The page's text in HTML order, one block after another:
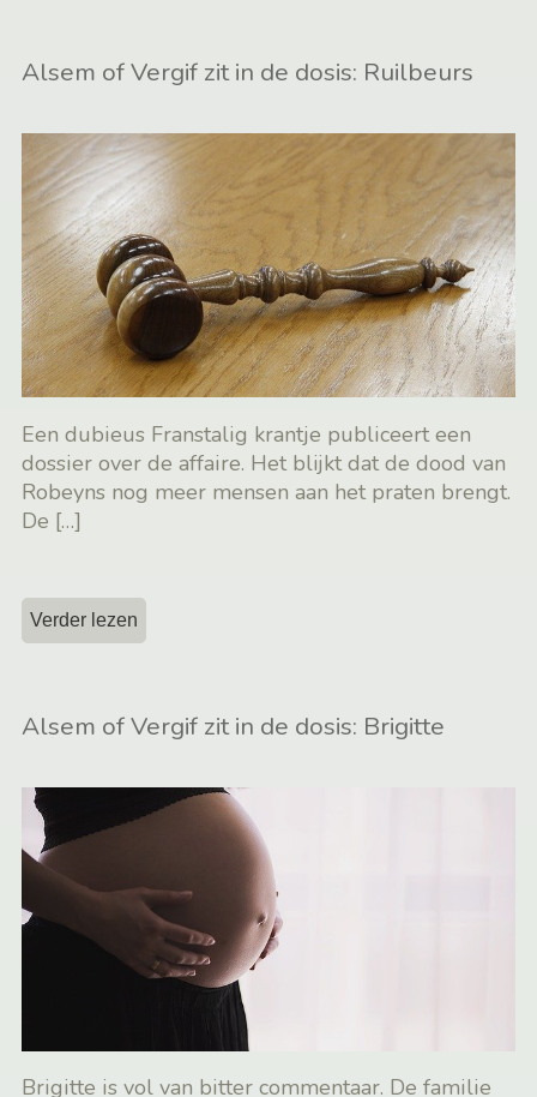
Alsem of Vergif zit in de dosis: Ruilbeurs
Een dubieus Franstalig krantje publiceert een
dossier over de affaire. Het blijkt dat de dood van
Robeyns nog meer mensen aan het praten brengt.
De […]
Verder lezen
Alsem of Vergif zit in de dosis: Brigitte
Brigitte is vol van bitter commentaar. De familie